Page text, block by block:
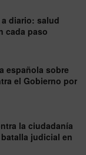
diario: salud
cada paso
española sobre
el Gobierno por
la ciudadanía
judicial en